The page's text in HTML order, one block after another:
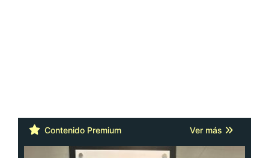
Contenido Premium Ver más